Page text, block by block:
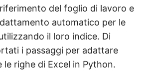
del foglio di lavoro e
automatico per le
il loro indice. Di
i passaggi per adattare
le righe di Excel in Python.